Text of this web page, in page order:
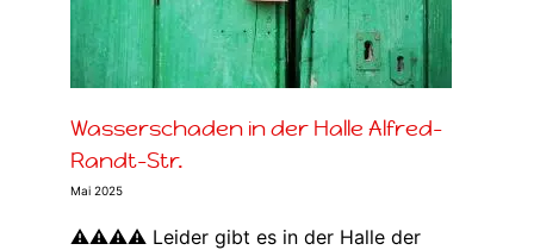
Wasserschaden in der Halle Alfred-
Randt-Str.
Mai 2025
⚠⚠⚠⚠ Leider gibt es in der Halle der